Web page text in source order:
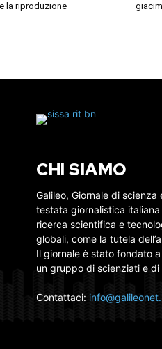
la riproduzione
CHI SIAMO
Galileo, Giornale di
testata giornalistica
ricerca scientifica e
globali, come la tutela
Il giornale è stato fondato
un gruppo di scienziati e
Contattaci: